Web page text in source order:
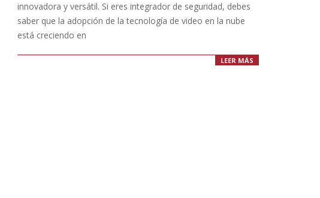
innovadora y versátil. Si eres integrador de seguridad, debes
saber que la adopción de la tecnología de video en la nube
está creciendo en
LEER MÁS